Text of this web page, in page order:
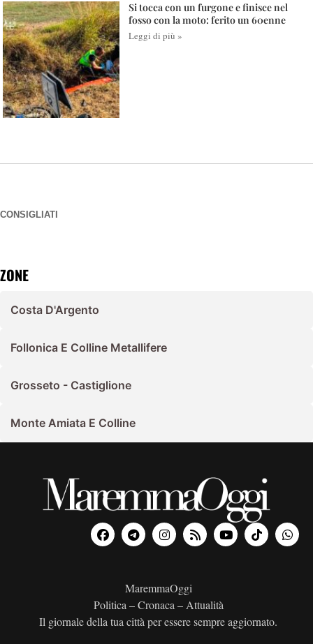
Si tocca con un furgone e finisce nel
fosso con la moto: ferito un 60enne
Leggi di più »
CONSIGLIATI
ZONE
Costa D'Argento
Follonica E Colline Metallifere
Grosseto - Castiglione
Monte Amiata E Colline
MaremmaOggi
Politica – Cronaca – Attualità
Il giornale della tua città per essere sempre aggiornato.